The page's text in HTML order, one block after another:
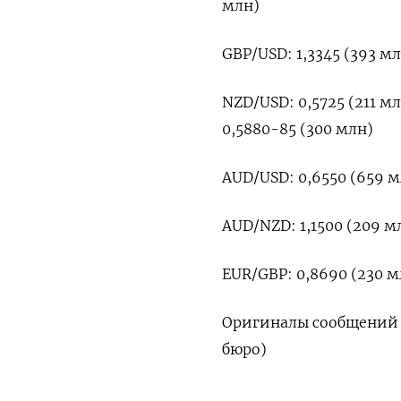
млн)
GBP/USD: 1,3345 (393
NZD/USD: 0,5725 (211
‍0,5880-85 (‍300 млн)
AUD/USD: 0,6550 (659
AUD/‍NZD: 1,1500 (209
EUR/GBP: 0,8690 (230
Оригиналы сообщений
бюро)